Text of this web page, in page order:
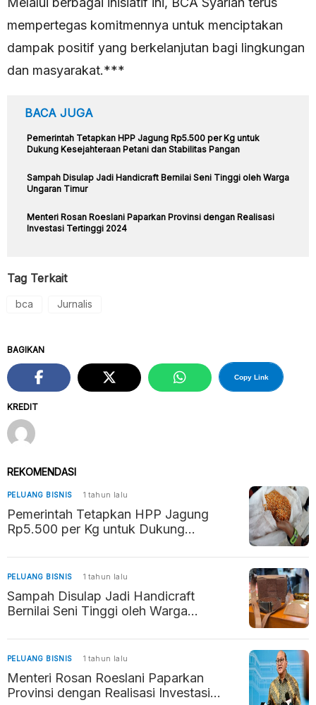
mempertegas komitmennya untuk menciptakan
dampak positif yang berkelanjutan bagi lingkungan
dan masyarakat.***
BACA JUGA
Pemerintah Tetapkan HPP Jagung Rp5.500 per Kg untuk
Dukung Kesejahteraan Petani dan Stabilitas Pangan
Sampah Disulap Jadi Handicraft Bernilai Seni Tinggi oleh Warga
Ungaran Timur
Menteri Rosan Roeslani Paparkan Provinsi dengan Realisasi
Investasi Tertinggi 2024
Tag Terkait
bca Jurnalis
KREDIT
BAGIKAN
Copy Link
REKOMENDASI
PELUANG BISNIS 1 tahun lalu
Pemerintah Tetapkan HPP Jagung
Rp5.500 per Kg untuk Dukung
Pangan
PELUANG BISNIS 1 tahun lalu
Sampah Disulap Jadi Handicraft
Bernilai Seni Tinggi oleh Warga
PELUANG BISNIS 1 tahun lalu
Menteri Rosan Roeslani Paparkan
Provinsi dengan Realisasi Investasi